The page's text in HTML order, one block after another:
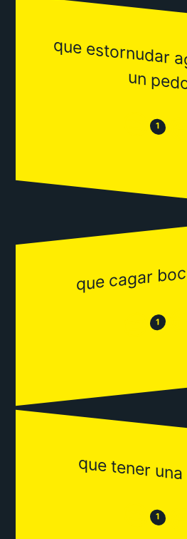
que estornudar
un
😒 1 😂
que cagar
😒 1 😂
que tener
😒 1 😂